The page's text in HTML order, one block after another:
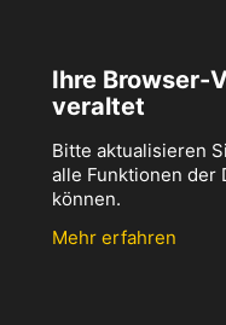
Ihre Browser-
veraltet
Bitte aktualisieren
alle Funktionen der
können.
Mehr erfahren